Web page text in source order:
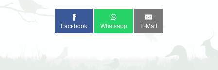
Facebook Whatsapp E-Mail